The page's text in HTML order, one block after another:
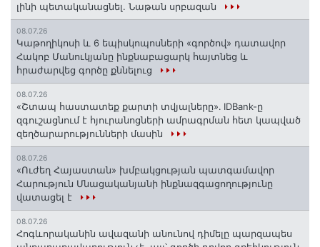
լինի պետականացնել. Նաթան սրբազան
08.07.26
️Կաթողիկոսի և 6 եպիսկոպոսների «գործով» դատավոր
Հակոբ Մանուկյանը ինքնաբացարկ հայտնեց և
հրաժարվեց գործը քննելուց
08.07.26
«Շտապ հաստատեք քարտի տվյալները»․ IDBank-ը
զգուշացնում է հյուրանոցների ամրագրման հետ կապված
զեղծարարությունների մասին
08.07.26
«Ուժեղ Հայաստան» խմբակցության պատգամավոր
Հարություն Մնացականյանի ինքնազգացողությունը
վատացել է
08.07.26
Հոգևորականին ավազանի անունով դիմելը պարզապես